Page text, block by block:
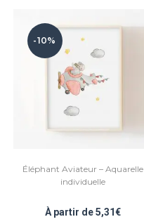
-10%
Éléphant Aviateur – Aquarelle
individuelle
À partir de5,31€